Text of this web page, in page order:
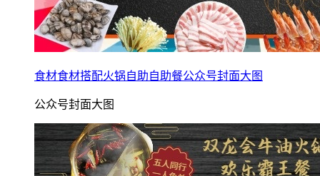
食材食材搭配火锅自助自助餐公众号封面大图
公众号封面大图